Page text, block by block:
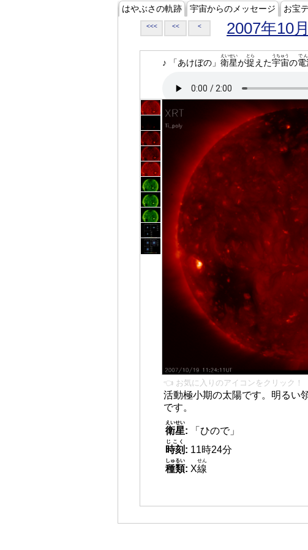
はやぶさの軌跡 宇宙からのメッセージ お宝
<<< << < 2007年10月
♪ 「あけぼの」 衛星
えいせい
が捉
とら
えた宇宙
うちゅう
の電
で
👈 お気に入りのアイコンをクリック！
活動極小期の太陽です。明るい
です。
衛星
えいせい
:
「ひので」
時刻
じこく
: 11時24分
種類
しゅるい
: X線
せん